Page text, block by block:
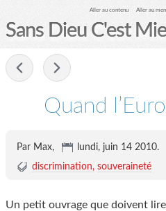
Aller au contenu Aller au
Sans Dieu C'est
Quand
Par Max, lundi, juin 14 2010.
discrimination souveraineté
Un petit ouvrage que doivent